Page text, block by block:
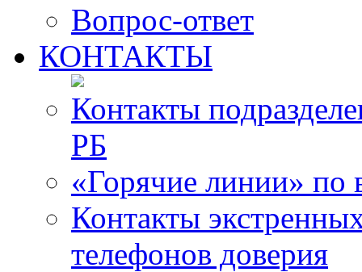
Вопрос-ответ
КОНТАКТЫ
Контакты
РБ
«Горячие линии» по
Контакты
телефонов доверия